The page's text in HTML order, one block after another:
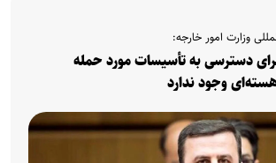
وزارت امور خارجه:
دسترسی به تأسیسات مورد حمله
وجود ندارد